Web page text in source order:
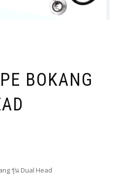
BOKANG
รุ่น Dual Head